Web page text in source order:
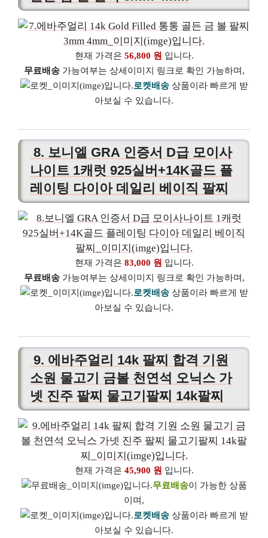
현재 가격은 56,800 원 입니다.
무료배송가능여부는 상세이미지 링크로 확인 가능하며,
로켓배송상품이라 빠르게 받
아보실 수 있습니다.
8. 보니엘 GRA 인증서 D급 모이사
나이트 1캐럿 925실버+14K골드 플
레이팅 다이아 데일리 베이직 팔찌
현재 가격은 83,000 원 입니다.
무료배송가능여부는 상세이미지 링크로 확인 가능하며,
로켓배송상품이라 빠르게 받
아보실 수 있습니다.
9. 에바주얼리 14k 팔찌 합격 기원
소원 물고기 금볼 천연석 오닉스 가
넷 진주 팔찌 물고기팔찌 14k팔찌
현재 가격은 45,900 원 입니다.
무료배송이 가능한 상품
이며,
로켓배송상품이라 빠르게 받
아보실 수 있습니다.